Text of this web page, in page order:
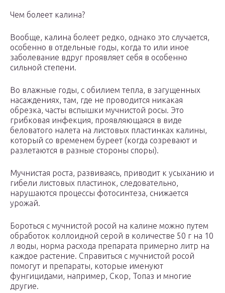
Чем болеет калина?
Вообще, калина болеет редко, однако это случается,
особенно в отдельные годы, когда то или иное
заболевание вдруг проявляет себя в особенно
сильной степени.
Во влажные годы, с обилием тепла, в загущенных
насаждениях, там, где не проводится никакая
обрезка, часты вспышки мучнистой росы. Это
грибковая инфекция, проявляющаяся в виде
беловатого налета на листовых пластинках калины,
который со временем буреет (когда созревают и
разлетаются в разные стороны споры).
Мучнистая роста, развиваясь, приводит к усыханию и
гибели листовых пластинок, следовательно,
нарушаются процессы фотосинтеза, снижается
урожай.
Бороться с мучнистой росой на калине можно путем
обработок коллоидной серой в количестве 50 г на 10
л воды, норма расхода препарата примерно литр на
каждое растение. Справиться с мучнистой росой
помогут и препараты, которые именуют
фунгицидами, например, Скор, Топаз и многие
другие.